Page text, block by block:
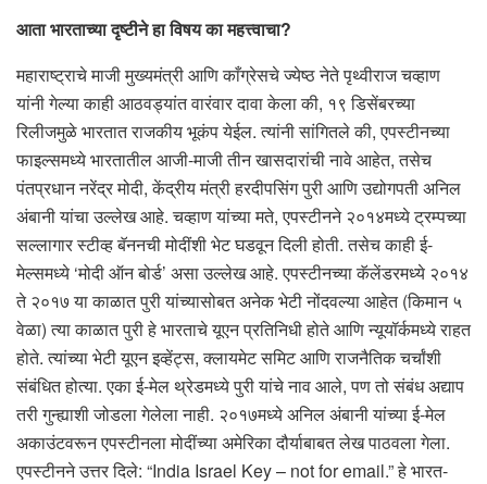
आता भारताच्या दृष्टीने हा विषय का महत्त्वाचा?
महाराष्ट्राचे माजी मुख्यमंत्री आणि काँग्रेसचे ज्येष्ठ नेते पृथ्वीराज चव्हाण
यांनी गेल्या काही आठवड्यांत वारंवार दावा केला की, १९ डिसेंबरच्या
रिलीजमुळे भारतात राजकीय भूकंप येईल. त्यांनी सांगितले की, एपस्टीनच्या
फाइल्समध्ये भारतातील आजी-माजी तीन खासदारांची नावे आहेत, तसेच
पंतप्रधान नरेंद्र मोदी, केंद्रीय मंत्री हरदीपसिंग पुरी आणि उद्योगपती अनिल
अंबानी यांचा उल्लेख आहे. चव्हाण यांच्या मते, एपस्टीनने २०१४मध्ये ट्रम्पच्या
सल्लागार स्टीव्ह बॅननची मोदींशी भेट घडवून दिली होती. तसेच काही ई-
मेल्समध्ये ‘मोदी ऑन बोर्ड’ असा उल्लेख आहे. एपस्टीनच्या कॅलेंडरमध्ये २०१४
ते २०१७ या काळात पुरी यांच्यासोबत अनेक भेटी नोंदवल्या आहेत (किमान ५
वेळा) त्या काळात पुरी हे भारताचे यूएन प्रतिनिधी होते आणि न्यूयॉर्कमध्ये राहत
होते. त्यांच्या भेटी यूएन इव्हेंट्स, क्लायमेट समिट आणि राजनैतिक चर्चांशी
संबंधित होत्या. एका ई-मेल थ्रेडमध्ये पुरी यांचे नाव आले, पण तो संबंध अद्याप
तरी गुन्ह्याशी जोडला गेलेला नाही. २०१७मध्ये अनिल अंबानी यांच्या ई-मेल
अकाउंटवरून एपस्टीनला मोदींच्या अमेरिका दौर्याबाबत लेख पाठवला गेला.
एपस्टीनने उत्तर दिले: “India Israel Key – not for email.” हे भारत-